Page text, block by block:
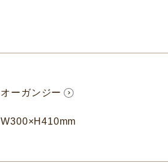
オーガンジー
W300×H410mm